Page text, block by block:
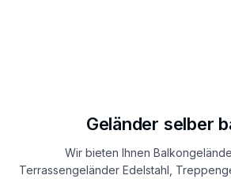
Geländer selber
Wir bieten Ihnen
Terrassengeländer Edelstahl,